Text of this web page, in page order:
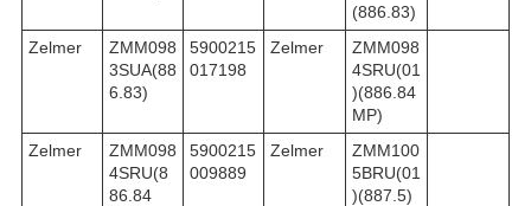
(886.83)
Zelmer
ZMM098
3SUA(88
6.83)
5900215
017198
Zelmer
ZMM098
4SRU(01
)(886.84
MP)
Zelmer
ZMM098
4SRU(8
86.84
5900215
009889
Zelmer
ZMM100
5BRU(01
)(887.5)